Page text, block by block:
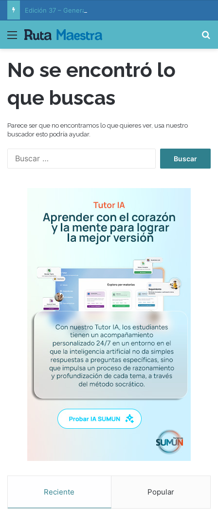
Menú
No se encontró lo
que buscas
Parece ser que no encontramos lo que quieres ver, usa nuestro
buscador esto podría ayudar.
:
Reciente Popular